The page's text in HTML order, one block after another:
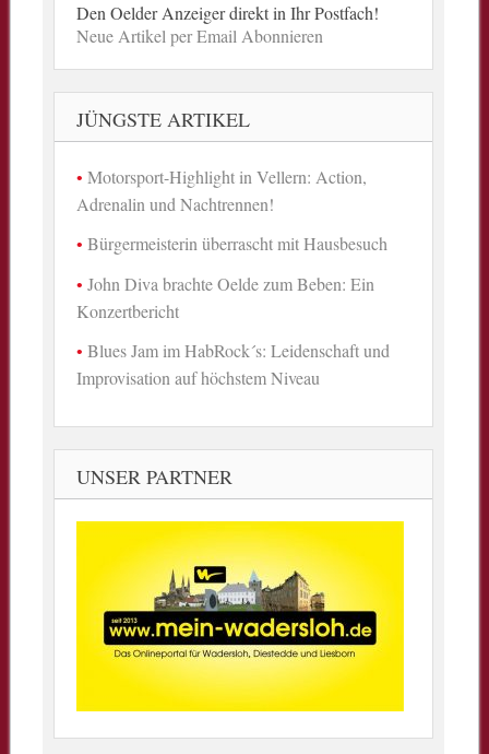
Den Oelder Anzeiger direkt in Ihr Postfach!
Neue Artikel per Email Abonnieren
JÜNGSTE ARTIKEL
Motorsport-Highlight in Vellern: Action,
Adrenalin und Nachtrennen!
Bürgermeisterin überrascht mit Hausbesuch
John Diva brachte Oelde zum Beben: Ein
Konzertbericht
Blues Jam im HabRock´s: Leidenschaft und
Improvisation auf höchstem Niveau
UNSER PARTNER